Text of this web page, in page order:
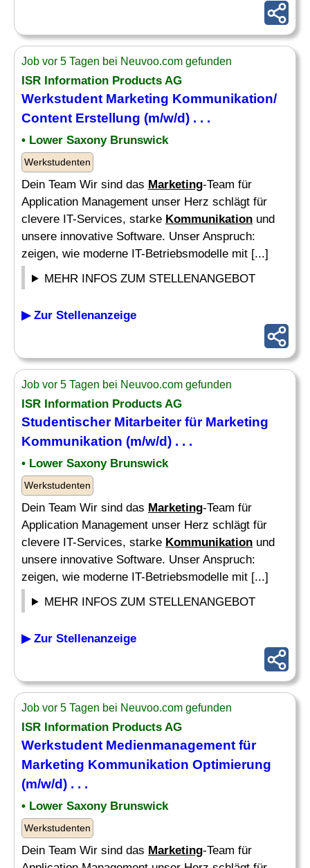
Job vor 5 Tagen bei Neuvoo.com gefunden
ISR Information Products AG
Werkstudent Marketing Kommunikation/
Content Erstellung (m/w/d) . . .
• Lower Saxony Brunswick
Werkstudenten
Dein Team Wir sind das Marketing-Team für
Application Management unser Herz schlägt für
clevere IT-Services, starke Kommunikation und
unsere innovative Software. Unser Anspruch:
zeigen, wie moderne IT-Betriebsmodelle mit [...]
MEHR INFOS ZUM STELLENANGEBOT
▶ Zur Stellenanzeige
Job vor 5 Tagen bei Neuvoo.com gefunden
ISR Information Products AG
Studentischer Mitarbeiter für Marketing
Kommunikation (m/w/d) . . .
• Lower Saxony Brunswick
Werkstudenten
Dein Team Wir sind das Marketing-Team für
Application Management unser Herz schlägt für
clevere IT-Services, starke Kommunikation und
unsere innovative Software. Unser Anspruch:
zeigen, wie moderne IT-Betriebsmodelle mit [...]
MEHR INFOS ZUM STELLENANGEBOT
▶ Zur Stellenanzeige
Job vor 5 Tagen bei Neuvoo.com gefunden
ISR Information Products AG
Werkstudent Medienmanagement für
Marketing Kommunikation Optimierung
(m/w/d) . . .
• Lower Saxony Brunswick
Werkstudenten
Dein Team Wir sind das Marketing-Team für